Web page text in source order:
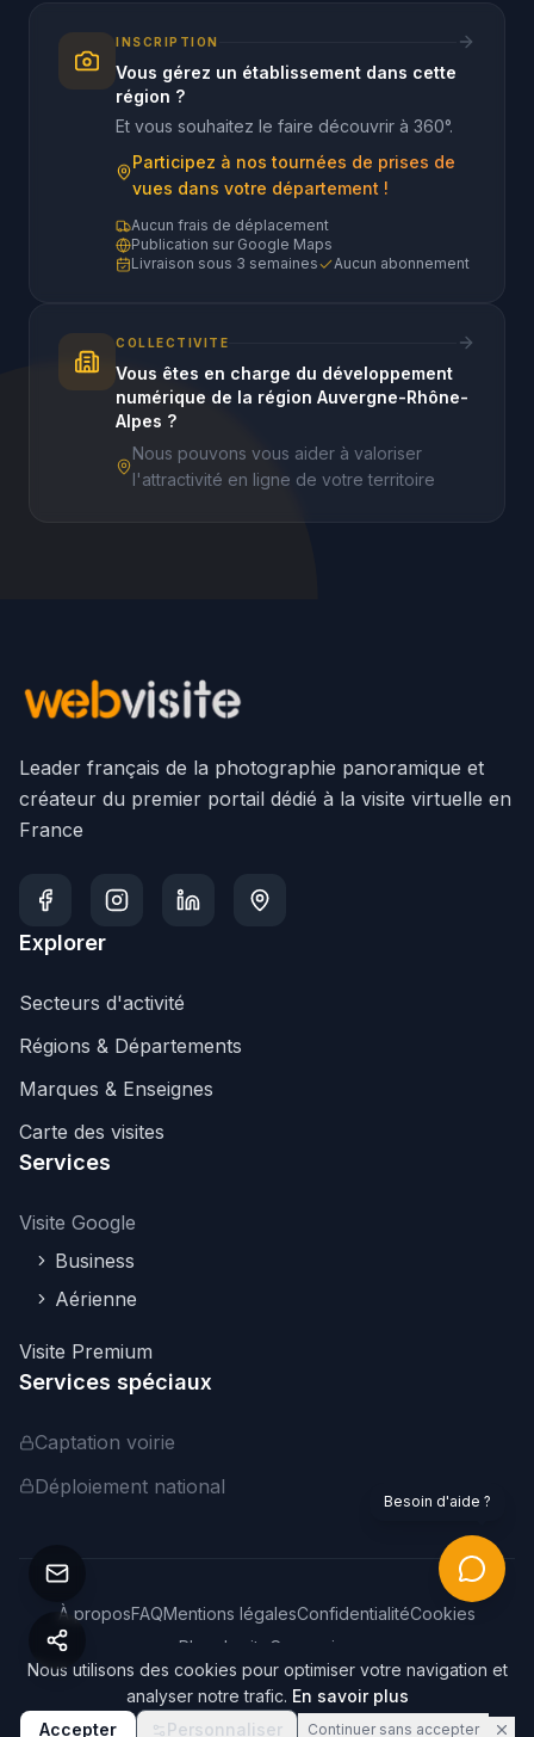
INSCRIPTION
Vous gérez un établissement dans cette
région ?
Et vous souhaitez le faire découvrir à 360°.
Participez à nos tournées de prises de
vues dans votre département !
Aucun frais de déplacement
Publication sur Google Maps
Livraison sous 3 semaines
Aucun abonnement
COLLECTIVITE
Vous êtes en charge du développement
numérique de la région Auvergne-Rhône-
Alpes ?
Nous pouvons vous aider à valoriser
l'attractivité en ligne de votre territoire
Leader français de la photographie panoramique et
créateur du premier portail dédié à la visite virtuelle en
France
Explorer
Secteurs d'activité
Régions & Départements
Marques & Enseignes
Carte des visites
Services
Visite Google
Business
Aérienne
Visite Premium
Services spéciaux
Captation voirie
Déploiement national
©2026 Webvisite. Tous droits réservés.
À proposFAQMentions légalesConfidentialitéCookies
Plan du site
Connexion
Nous utilisons des cookies pour optimiser votre navigation et
analyser notre trafic. En savoir plus
Accepter
Personnaliser Continuer sans accepter
Besoin d'aide ?